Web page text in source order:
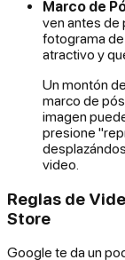
Marco de
ven antes de
fotograma de
atractivo y
Un montón
marco de
imagen
presione
video.
Reglas de
Store
Google te da un